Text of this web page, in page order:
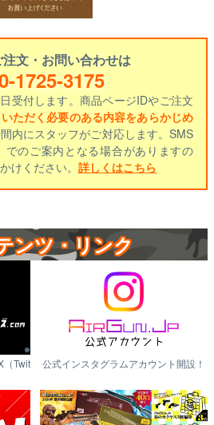
文・お問い合わせは
1725-3175
日受付します。商品ページIDやご注文
ただく必要のある内容をあらかじめ
内にスタッフがご対応します。SMS
でのご案内となる場合がありますの
けください。 詳しくはこちら
ンツ・リンク
（Twit
公式インスタグラムアカウント開設！